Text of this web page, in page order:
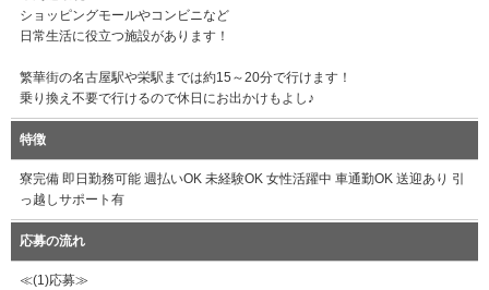
ショッピングモールやコンビニなど
日常生活に役立つ施設があります！
繁華街の名古屋駅や栄駅までは約15～20分で行けます！
乗り換え不要で行けるので休日にお出かけもよし♪
特徴
寮完備 即日勤務可能 週払いOK 未経験OK 女性活躍中 車通勤OK 送迎あり 引
っ越しサポート有
応募の流れ
≪(1)応募≫